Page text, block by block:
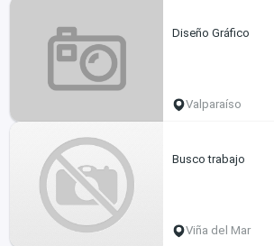
Diseño Gráfico
Valparaíso
Busco trabajo
Viña del Mar